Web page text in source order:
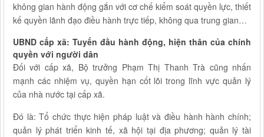
không gian hành động gắn với cơ chế kiểm soát quyền lực, thiết
kế quyền lãnh đạo điều hành trực tiếp, không qua trung gian…
UBND cấp xã: Tuyến đầu hành động, hiện thân của chính
quyền với người dân
Đối với cấp xã, Bộ trưởng Phạm Thị Thanh Trà cũng nhấn
mạnh các nhiệm vụ, quyền hạn cốt lõi trong lĩnh vực quản lý
của nhà nước tại cấp xã.
Đó là: Tổ chức thực hiện pháp luật và điều hành hành chính;
quản lý phát triển kinh tế, xã hội tại địa phương; quản lý tài